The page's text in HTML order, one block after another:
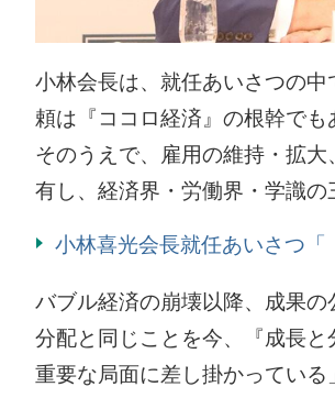
小林会長は、就任あいさつの
頼は『ココロ経済』の根幹でも
そのうえで、雇用の維持・拡
有し、経済界・労働界・学識
小林喜光会長就任あいさつ「
バブル経済の崩壊以降、成果
分配と同じことを今、『成長
重要な局面に差し掛かってい